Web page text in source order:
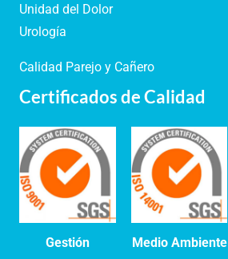
Unidad del Dolor
Urología
Calidad Parejo y Cañero
Certificados de Calidad
Gestión Medio Ambiente